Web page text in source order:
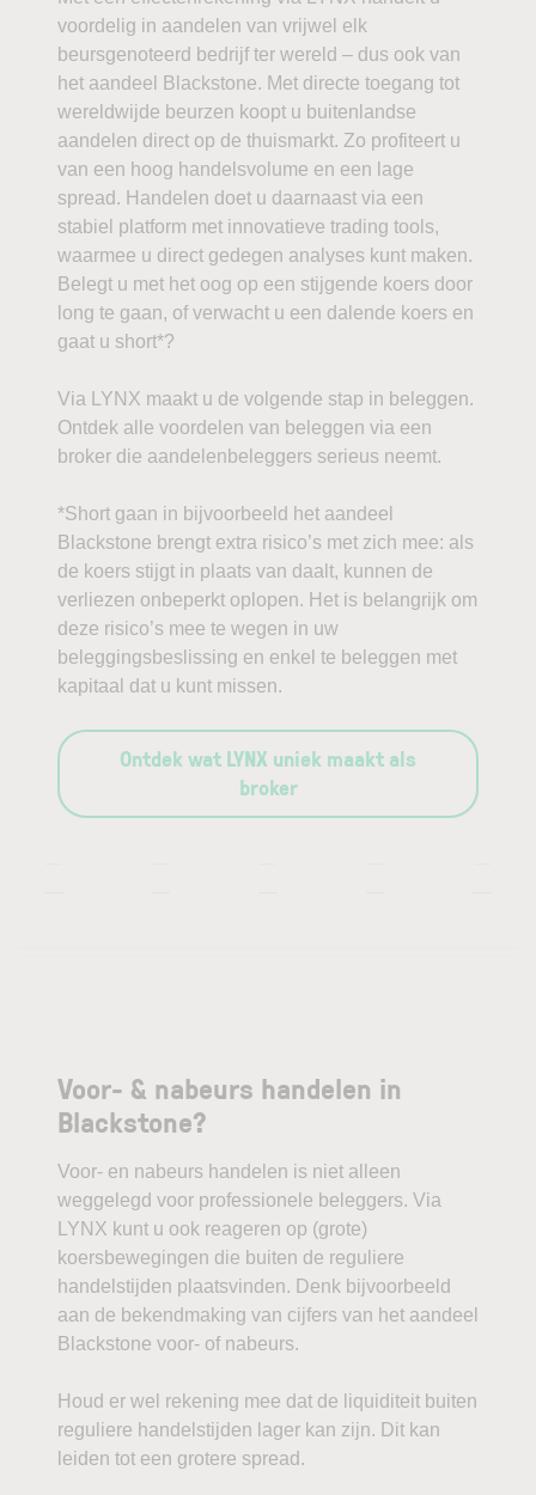
voordelig in aandelen van vrijwel elk
beursgenoteerd bedrijf ter wereld – dus ook van
het aandeel Blackstone. Met directe toegang tot
wereldwijde beurzen koopt u buitenlandse
aandelen direct op de thuismarkt. Zo profiteert u
van een hoog handelsvolume en een lage
spread. Handelen doet u daarnaast via een
stabiel platform met innovatieve trading tools,
waarmee u direct gedegen analyses kunt maken.
Belegt u met het oog op een stijgende koers door
long te gaan, of verwacht u een dalende koers en
gaat u short*?
Via LYNX maakt u de volgende stap in beleggen.
Ontdek alle voordelen van beleggen via een
broker die aandelenbeleggers serieus neemt.
*Short gaan in bijvoorbeeld het aandeel
Blackstone brengt extra risico’s met zich mee: als
de koers stijgt in plaats van daalt, kunnen de
verliezen onbeperkt oplopen. Het is belangrijk om
deze risico’s mee te wegen in uw
beleggingsbeslissing en enkel te beleggen met
kapitaal dat u kunt missen.
Ontdek wat LYNX uniek maakt als
broker
Voor- & nabeurs handelen in
Blackstone?
Voor- en nabeurs handelen is niet alleen
weggelegd voor professionele beleggers. Via
LYNX kunt u ook reageren op (grote)
koersbewegingen die buiten de reguliere
handelstijden plaatsvinden. Denk bijvoorbeeld
aan de bekendmaking van cijfers van het aandeel
Blackstone voor- of nabeurs.
Houd er wel rekening mee dat de liquiditeit buiten
reguliere handelstijden lager kan zijn. Dit kan
leiden tot een grotere spread.